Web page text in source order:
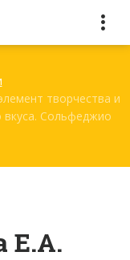
творчества и
вкуса. Сольфеджио
Е.А.